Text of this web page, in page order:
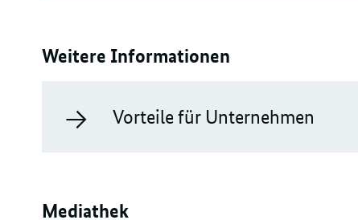
Weitere Informationen
Vorteile für Unternehmen
Mediathek